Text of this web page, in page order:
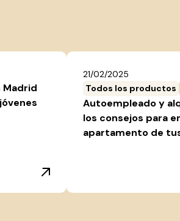
Madrid
21/02/2025
Todos los productos
Autoempleado y
los consejos para
apartamento de